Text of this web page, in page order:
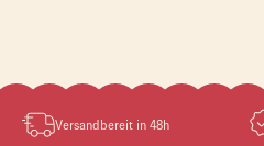
Versandbereit in 48h